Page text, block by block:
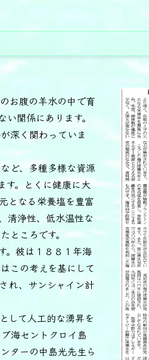
お腹の羊水の中で育
関係にあります。
深く関わっていま
ど、多種多様な資源
す。とくに健康に大
となる栄養塩を豊富
清浄性、低水温性な
ころです。
。彼は１８８１年海
この考えを基にして
れ、サンシャイン計
して人工的な湧昇を
海セントクロイ島
ターの中島光先生ら